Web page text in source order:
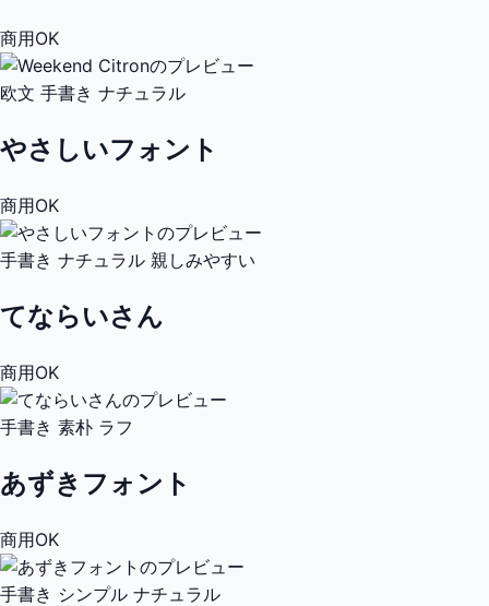
商用OK
欧文 手書き ナチュラル
やさしいフォント
商用OK
手書き ナチュラル 親しみやすい
てならいさん
商用OK
手書き 素朴 ラフ
あずきフォント
商用OK
手書き シンプル ナチュラル